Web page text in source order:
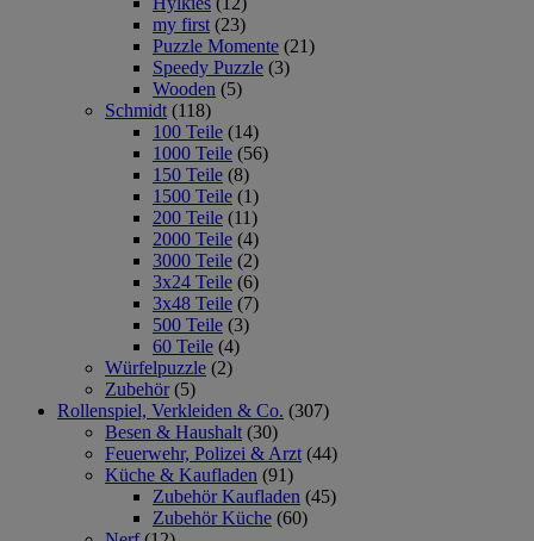
my first (23)
Puzzle Momente (21)
Speedy Puzzle (3)
Wooden (5)
Schmidt (118)
100 Teile (14)
1000 Teile (56)
150 Teile (8)
1500 Teile (1)
200 Teile (11)
2000 Teile (4)
3000 Teile (2)
3x24 Teile (6)
3x48 Teile (7)
500 Teile (3)
60 Teile (4)
Würfelpuzzle (2)
Zubehör (5)
Rollenspiel, Verkleiden & Co. (307)
Besen & Haushalt (30)
Feuerwehr, Polizei & Arzt (44)
Küche & Kaufladen (91)
Zubehör Kaufladen (45)
Zubehör Küche (60)